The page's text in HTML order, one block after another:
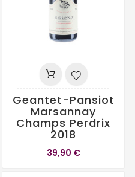
Geantet-Pansiot
Marsannay
Champs Perdrix
2018
39,90 €